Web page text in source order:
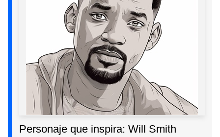
Personaje que inspira: Will Smith